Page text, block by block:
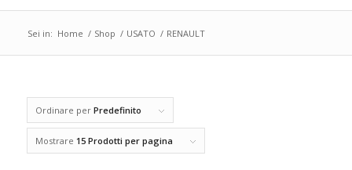
Sei in: Home / Shop / USATO / RENAULT
Ordinare per Predefinito
Mostrare 15 Prodotti per pagina